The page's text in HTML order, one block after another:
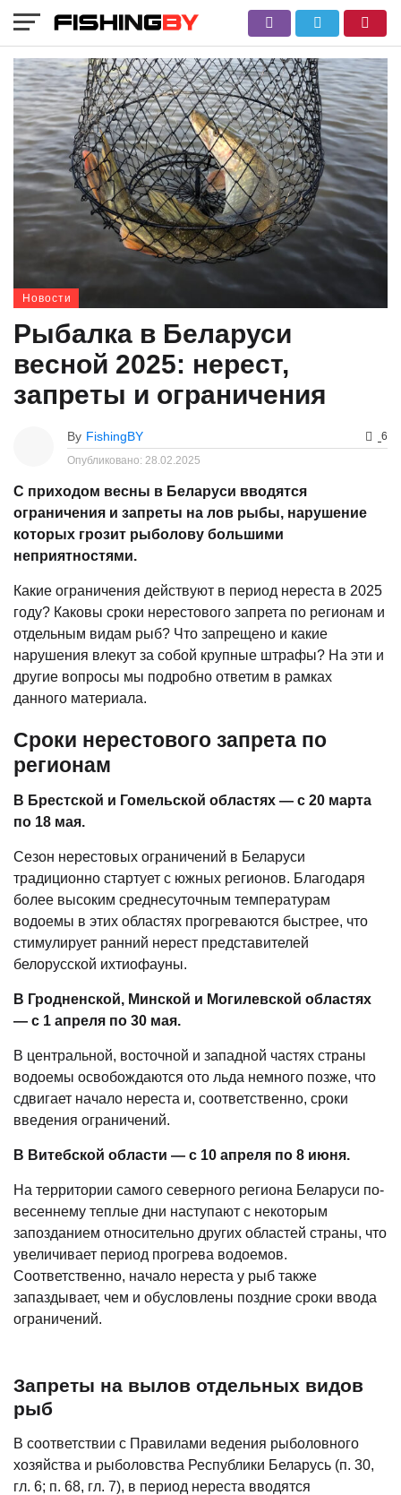
Новости
Рыбалка в Беларуси
весной 2025: нерест,
запреты и ограничения
By FishingBY
6
Опубликовано: 28.02.2025
С приходом весны в Беларуси вводятся
ограничения и запреты на лов рыбы, нарушение
которых грозит рыболову большими
неприятностями.
Какие ограничения действуют в период нереста в 2025
году? Каковы сроки нерестового запрета по регионам и
отдельным видам рыб? Что запрещено и какие
нарушения влекут за собой крупные штрафы? На эти и
другие вопросы мы подробно ответим в рамках
данного материала.
Сроки нерестового запрета по
регионам
В Брестской и Гомельской областях — с 20 марта
по 18 мая.
Сезон нерестовых ограничений в Беларуси
традиционно стартует с южных регионов. Благодаря
более высоким среднесуточным температурам
водоемы в этих областях прогреваются быстрее, что
стимулирует ранний нерест представителей
белорусской ихтиофауны.
В Гродненской, Минской и Могилевской областях
— с 1 апреля по 30 мая.
В центральной, восточной и западной частях страны
водоемы освобождаются ото льда немного позже, что
сдвигает начало нереста и, соответственно, сроки
введения ограничений.
В Витебской области — с 10 апреля по 8 июня.
На территории самого северного региона Беларуси по-
весеннему теплые дни наступают с некоторым
запозданием относительно других областей страны, что
увеличивает период прогрева водоемов.
Соответственно, начало нереста у рыб также
запаздывает, чем и обусловлены поздние сроки ввода
ограничений.
Запреты на вылов отдельных видов
рыб
В соответствии с Правилами ведения рыболовного
хозяйства и рыболовства Республики Беларусь (п. 30,
гл. 6; п. 68, гл. 7), в период нереста вводятся